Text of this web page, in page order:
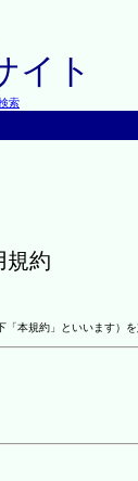
イト
索
規約
規約」といいます）